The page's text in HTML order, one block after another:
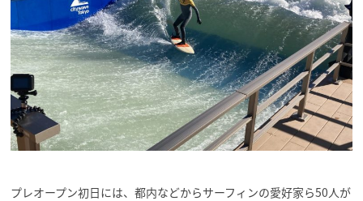
プレオープン初日には、都内などからサーフィンの愛好家ら50人が